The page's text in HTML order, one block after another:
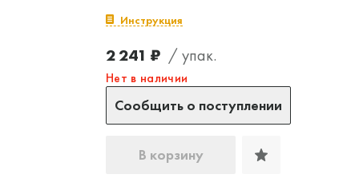
Инструкция
2 241 ₽ / упак.
Нет в наличии
Сообщить о поступлении
В корзину